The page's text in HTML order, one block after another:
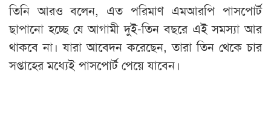
তিনি আরও বলেন, এত পরিমাণ এমআরপি পাসপোর্ট
ছাপানো হচ্ছে যে আগামী দুই-তিন বছরে এই সমস্যা আর
থাকবে না। যারা আবেদন করেছেন, তারা তিন থেকে চার
সপ্তাহের মধ্যেই পাসপোর্ট পেয়ে যাবেন।